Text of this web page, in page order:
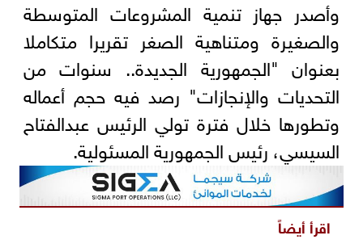
وأصدر جهاز تنمية المشروعات المتوسطة
والصغيرة ومتناهية الصغر تقريرا متكاملا
بعنوان "الجمهورية الجديدة.. سنوات من
التحديات والإنجازات" رصد فيه حجم أعماله
وتطورها خلال فترة تولي الرئيس عبدالفتاح
السيسي، رئيس الجمهورية المسئولية.
اقرأ أيضاً